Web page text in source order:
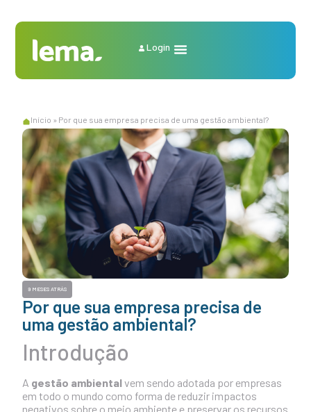
Login
Início » Por que sua empresa precisa de uma gestão ambiental?
9 MESES ATRÁS
Por que sua empresa precisa de
uma gestão ambiental?
Introdução
A gestão ambientalvem sendo adotada por empresas
em todo o mundo como forma de reduzir impactos
negativos sobre o meio ambiente e preservar os recursos